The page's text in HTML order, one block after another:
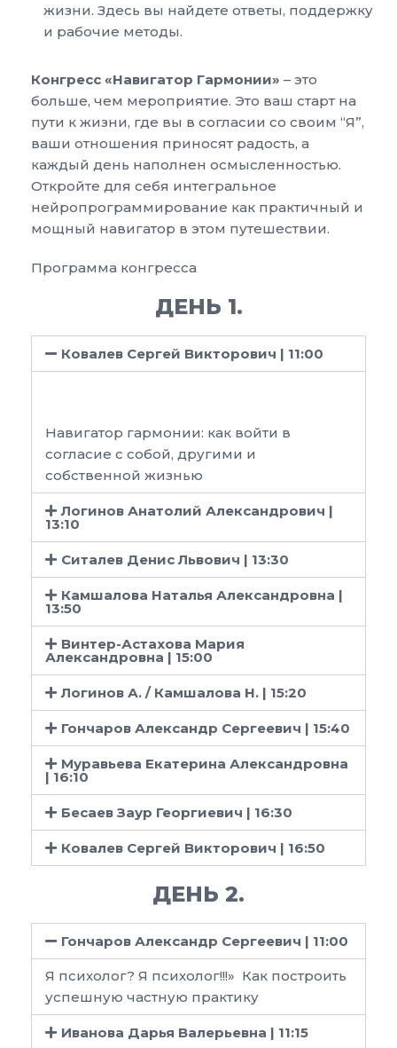
жизни. Здесь вы найдете ответы, поддержку
и рабочие методы.
Конгресс «Навигатор Гармонии» – это
больше, чем мероприятие. Это ваш старт на
пути к жизни, где вы в согласии со своим “Я”,
ваши отношения приносят радость, а
каждый день наполнен осмысленностью.
Откройте для себя интегральное
нейропрограммирование как практичный и
мощный навигатор в этом путешествии.
Программа конгресса
ДЕНЬ 1.
Ковалев Сергей Викторович | 11:00
Навигатор гармонии: как войти в
согласие с собой, другими и
собственной жизнью
Логинов Анатолий Александрович |
13:10
Ситалев Денис Львович | 13:30
Камшалова Наталья Александровна |
13:50
Винтер-Астахова Мария
Александровна | 15:00
Логинов А. / Камшалова Н. | 15:20
Гончаров Александр Сергеевич | 15:40
Муравьева Екатерина Александровна
| 16:10
Бесаев Заур Георгиевич | 16:30
Ковалев Сергей Викторович | 16:50
ДЕНЬ 2.
Гончаров Александр Сергеевич | 11:00
Я психолог? Я психолог!!!» Как построить
успешную частную практику
Иванова Дарья Валерьевна | 11:15